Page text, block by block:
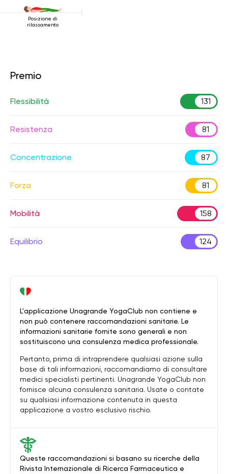
Posizione di
rilassamento
Premio
Flessibilità 131
Resistenza 81
Concentrazione 87
Forza 81
Mobilità 158
Equilibrio 124
Queste raccomandazioni si basano su ricerche della
Rivista Internazionale di Ricerca Farmaceutica e
L'applicazione Unagrande YogaClub non contiene e
non può contenere raccomandazioni sanitarie. Le
informazioni sanitarie fornite sono generali e non
sostituiscono una consulenza medica professionale.
Pertanto, prima di intraprendere qualsiasi azione sulla
base di tali informazioni, raccomandiamo di consultare
medici specialisti pertinenti. Unagrande YogaClub non
fornisce alcuna consulenza sanitaria. Usate o contate
su qualsiasi informazione contenuta in questa
applicazione a vostro esclusivo rischio.